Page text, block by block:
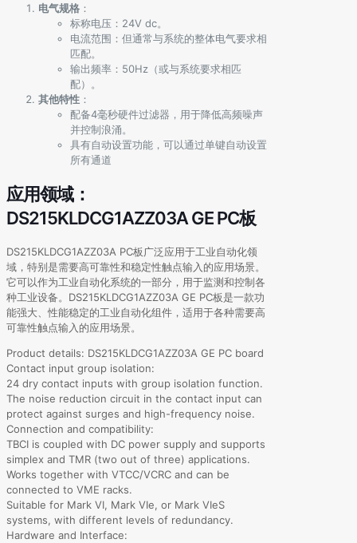
电气规格 ：
标称电压：24V dc。
电流范围：但通常与系统的整体电气要求相
匹配。
输出频率：50Hz（或与系统要求相匹
配）。
其他特性 ：
配备4毫秒硬件过滤器，用于降低高频噪声
并控制浪涌。
具有自动设置功能，可以通过单键自动设置
所有通道
应用领域：
DS215KLDCG1AZZ03A GE PC板
DS215KLDCG1AZZ03A PC板广泛应用于工业自动化领
域，特别是需要高可靠性和稳定性触点输入的应用场景。
它可以作为工业自动化系统的一部分，用于监测和控制各
种工业设备。DS215KLDCG1AZZ03A GE PC板是一款功
能强大、性能稳定的工业自动化组件，适用于各种需要高
可靠性触点输入的应用场景。
Product details: DS215KLDCG1AZZ03A GE PC board
Contact input group isolation:
24 dry contact inputs with group isolation function.
The noise reduction circuit in the contact input can
protect against surges and high-frequency noise.
Connection and compatibility:
TBCI is coupled with DC power supply and supports
simplex and TMR (two out of three) applications.
Works together with VTCC/VCRC and can be
connected to VME racks.
Suitable for Mark VI, Mark VIe, or Mark VIeS
systems, with different levels of redundancy.
Hardware and Interface: